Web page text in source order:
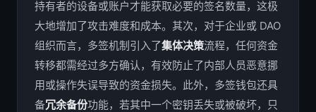
持有者的设备或账户才能获取必要的签名数量，这极
大地增加了攻击难度和成本。其次，对于企业或 DAO
组织而言，多签机制引入了集体决策流程，任何资金
转移都需经过多方确认，有效防止了内部人员恶意挪
用或操作失误导致的资金损失。此外，多签钱包还具
备冗余备份功能，若其中一个密钥丢失或被破坏，只